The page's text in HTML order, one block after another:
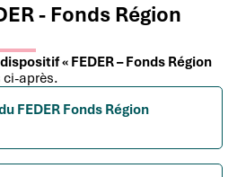
- Fonds Région
dispositif « FEDER – Fonds Région
ci-après.
FEDER Fonds Région